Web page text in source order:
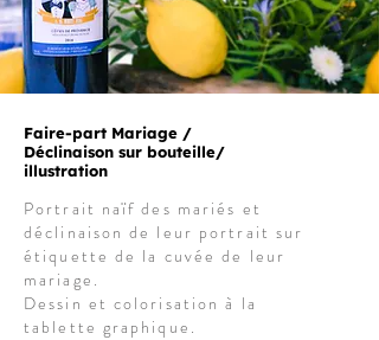
Faire-part Mariage /
Déclinaison sur bouteille/
illustration
Portrait naïf des mariés et
déclinaison de leur portrait sur
étiquette de la cuvée de leur
mariage.
Dessin et colorisation à la
tablette graphique.